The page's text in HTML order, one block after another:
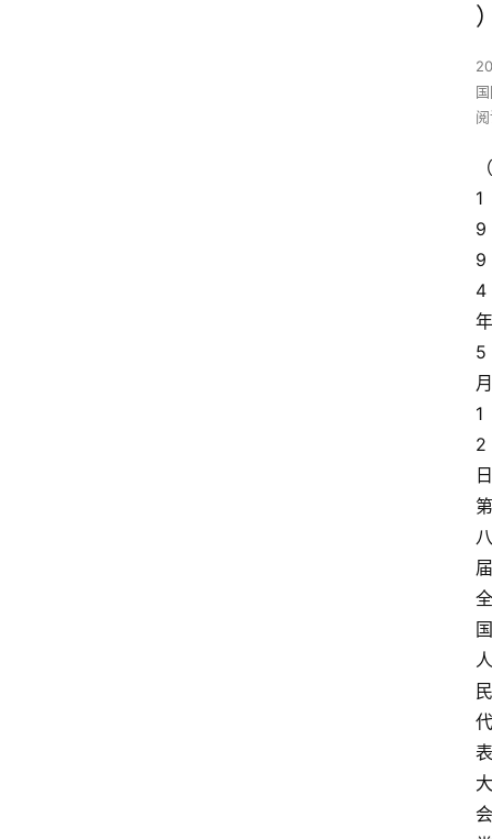
（
1
9
9
4
年
5
月
1
2
日
第
八
届
全
国
人
民
代
表
大
会